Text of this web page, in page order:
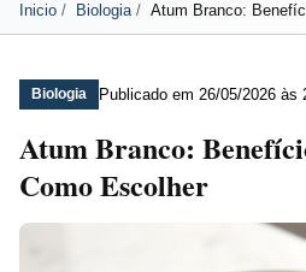
Inicio Biologia Atum Branco:
Biologia Publicado em 26/05/2026 às
Atum Branco:
Como Escolher